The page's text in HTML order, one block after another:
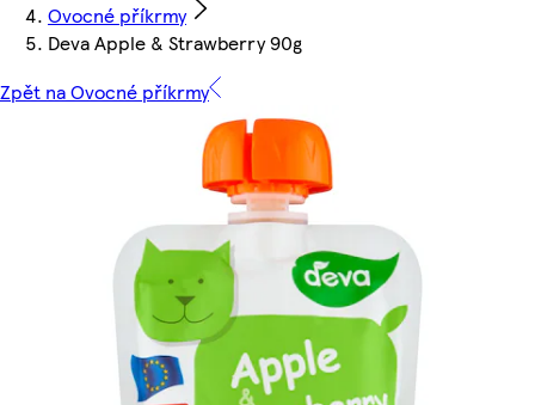
Ovocné příkrmy
Deva Apple & Strawberry 90g
Zpět na Ovocné příkrmy